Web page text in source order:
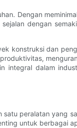
Dengan
dengan
konstruksi dan
integral dalam
peralatan yang
untuk berbagai